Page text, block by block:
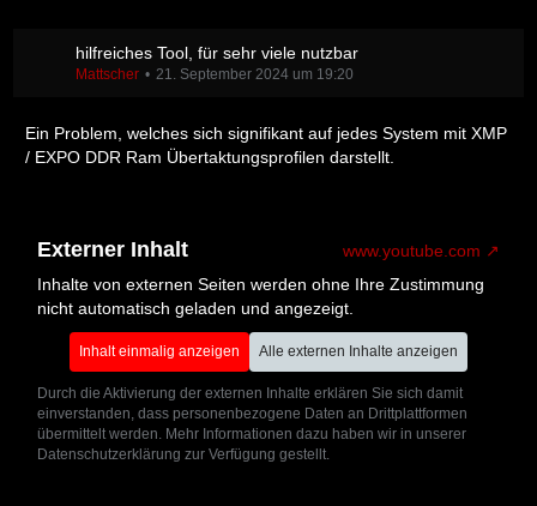
hilfreiches Tool, für sehr viele nutzbar
Mattscher 21. September 2024 um 19:20
Ein Problem, welches sich signifikant auf jedes System mit XMP
/ EXPO DDR Ram Übertaktungsprofilen darstellt.
Externer Inhalt
www.youtube.com
Inhalte von externen Seiten werden ohne Ihre Zustimmung
nicht automatisch geladen und angezeigt.
Inhalt einmalig anzeigen Alle externen Inhalte anzeigen
Durch die Aktivierung der externen Inhalte erklären Sie sich damit
einverstanden, dass personenbezogene Daten an Drittplattformen
übermittelt werden. Mehr Informationen dazu haben wir in unserer
Datenschutzerklärung zur Verfügung gestellt.